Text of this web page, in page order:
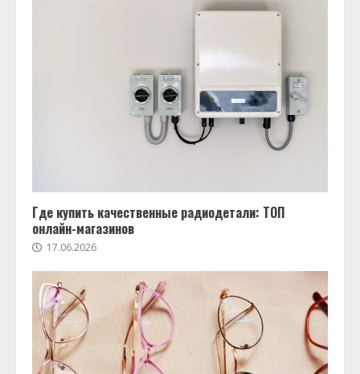
Где купить качественные радиодетали: ТОП
онлайн-магазинов
17.06.2026